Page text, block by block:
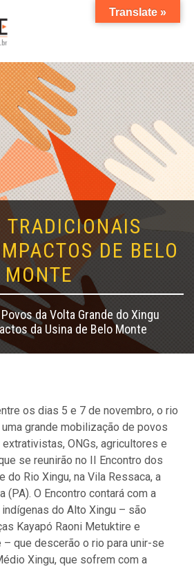
TRADICIONAIS
DE BELO
MONTE
da Volta Grande do Xingu
da Usina de Belo Monte
os dias 5 e 7 de novembro, o rio
grande mobilização de povos
ONGs, agricultores e
se reunirão no II Encontro dos
do Rio Xingu, na Vila Ressaca, a
(PA). O Encontro contará com a
do Alto Xingu – são
Kayapó Raoni Metuktire e
– que descerão o rio para unir-se
Xingu, que sofrem com a
Translate »